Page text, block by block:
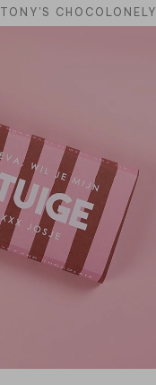
TONY'S CHOCOLONELY